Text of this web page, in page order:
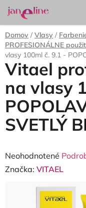
Prejsť
na
obsah
Domov / Vlasy /
PROFESIONÁLNE
vlasy 100ml č. 9.1 -
Vitael
na vlasy
SVETLÝ
Priemerné
hodnotenie
Neohodnotené
Značka: VITAEL